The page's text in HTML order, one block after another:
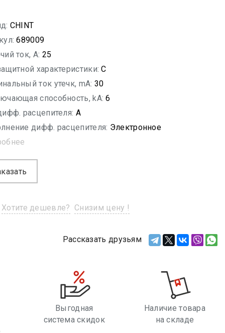
CHINT
689009
ток, A: 25
характеристики: C
ток утечк, mA: 30
способность, kA: 6
расцепителя: A
дифф. расцепителя: Электронное
Хотите дешевле? Снизим цену !
Рассказать друзьям
Выгодная
система скидок
Наличие товара
на складе